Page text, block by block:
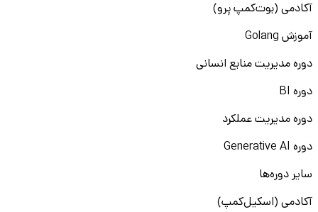
آکادمی (بوت‌کمپ پرو)
آموزش Golang
دوره مدیریت منابع انسانی
دوره BI
دوره مدیریت عملکرد
دوره Generative AI
سایر دوره‌ها
آکادمی (اسکیل‌کمپ)